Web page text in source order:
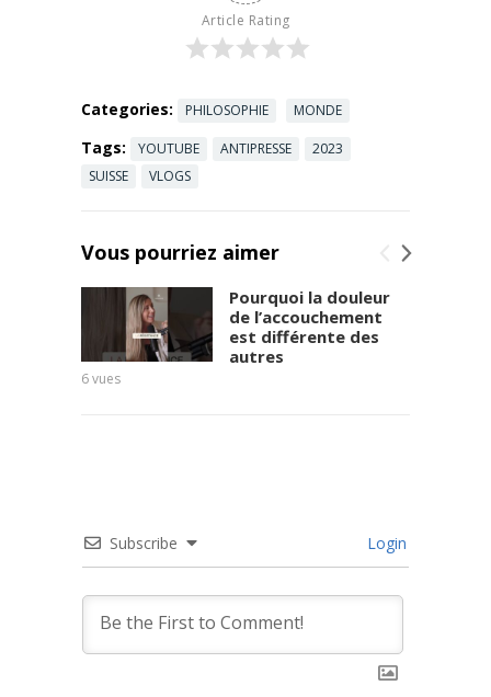
https://invest
igaction.net/
Article Rating
Categories: PHILOSOPHIE MONDE
Tags: YOUTUBE ANTIPRESSE
2023
SUISSE
VLOGS
Vous pourriez aimer
Pourquoi la douleur
de l’accouchement
est différente des
autres
6vues
Subscribe Login